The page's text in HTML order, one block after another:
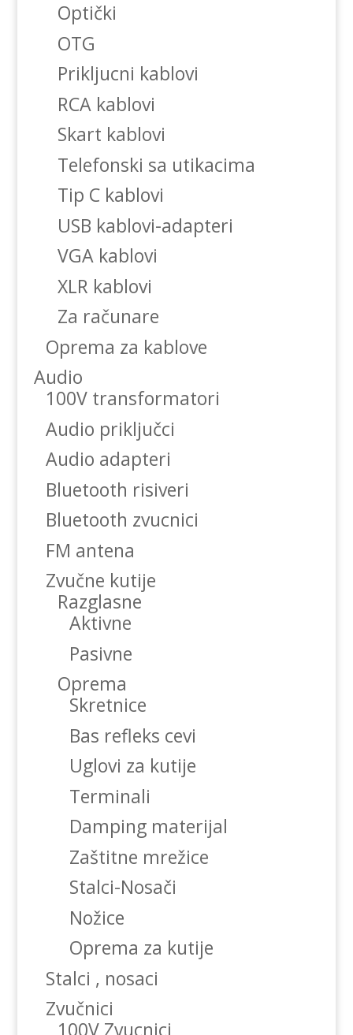
Optički
OTG
Prikljucni kablovi
RCA kablovi
Skart kablovi
Telefonski sa utikacima
Tip C kablovi
USB kablovi-adapteri
VGA kablovi
XLR kablovi
Za računare
Oprema za kablove
Audio
100V transformatori
Audio priključci
Audio adapteri
Bluetooth risiveri
Bluetooth zvucnici
FM antena
Zvučne kutije
Razglasne
Aktivne
Pasivne
Oprema
Skretnice
Bas refleks cevi
Uglovi za kutije
Terminali
Damping materijal
Zaštitne mrežice
Stalci-Nosači
Nožice
Oprema za kutije
Stalci , nosaci
Zvučnici
100V Zvucnici